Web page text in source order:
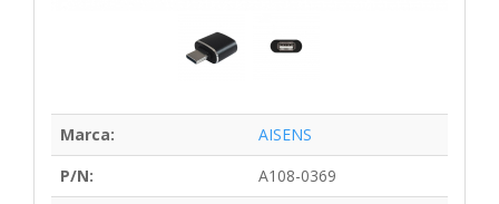
Marca:
AISENS
P/N:
A108-0369